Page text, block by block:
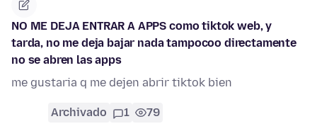
NO ME DEJA ENTRAR A APPS como tiktok web, y
tarda, no me deja bajar nada tampocoo directamente
no se abren las apps
me gustaria q me dejen abrir tiktok bien
Archivado 1 79